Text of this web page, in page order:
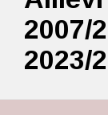
2007/
2023/